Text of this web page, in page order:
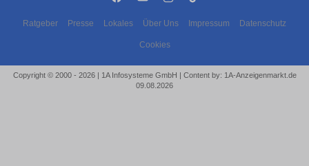
Ratgeber Presse Lokales Über Uns Impressum Datenschutz
Cookies
Copyright © 2000 - 2026 | 1A Infosysteme GmbH | Content by: 1A-Anzeigenmarkt.de
09.08.2026